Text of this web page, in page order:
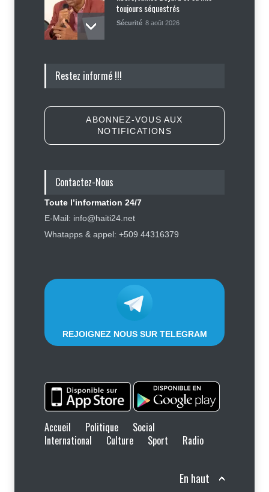
toujours séquestrés
Sécurité 8 août 2026
Trump et anti immigration, tombe
Journalisme sportif : l'urgence de
Un passager évacué par la police
après avoir critiqué les services
Restez informé !!!
ABONNEZ-VOUS AUX
NOTIFICATIONS
Contactez-Nous
Toute l’information 24/7
E-Mail: info@haiti24.net
Whatapps & appel: +509 44316379
REJOIGNEZ NOUS SUR TELEGRAM
Accueil Politique
Social
International
Culture Sport Radio
En haut